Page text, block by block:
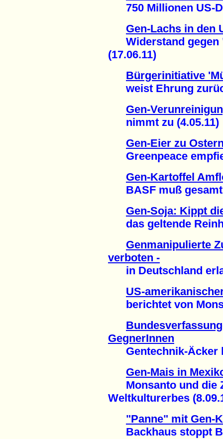
750 Millionen US-
Gen-Lachs in den
Widerstand gegen
(17.06.11)
Bürgerinitiative
weist Ehrung
Gen-
nimmt zu (4.05.11)
Gen-Eier zu
Greenpeace
Gen-Kartoffel
BASF muß
Gen-Soja: Kippt
das geltende
Genmanipulierte
verboten -
in Deutschland
US-
berichtet von
GegnerInnen
Gentechnik-Äcker
Gen-Mais in
Monsanto und die
Weltkulturerbes
"Panne" mit Gen-
Backhaus stoppt